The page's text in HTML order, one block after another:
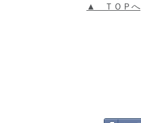
▲ ＴＯＰへ